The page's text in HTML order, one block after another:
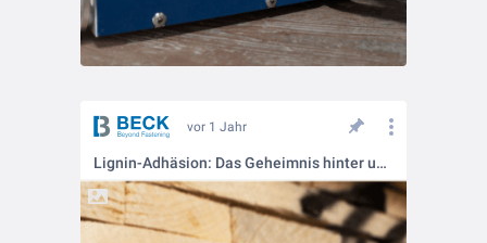
vor 1 Jahr
Lignin-Adhäsion: Das Geheimnis hinter unseren LIGNOLOC® Holznägeln 🌿🔩